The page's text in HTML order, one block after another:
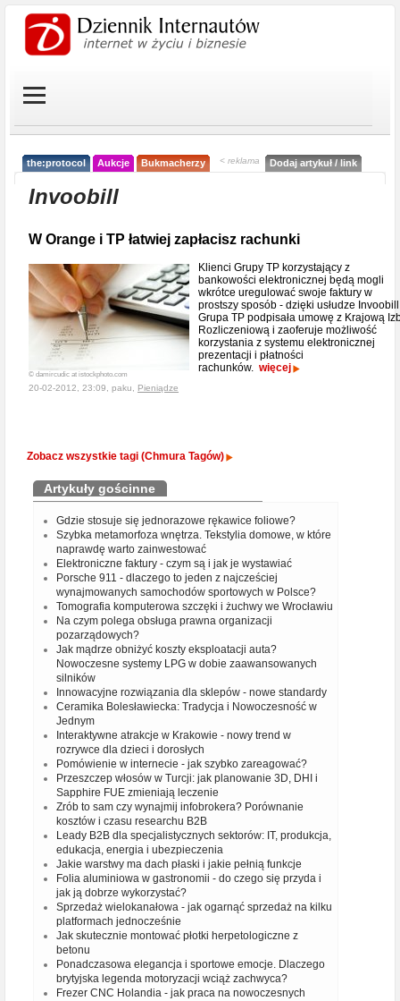
the:protocol Aukcje Bukmacherzy < reklama Dodaj artykuł / link
Invoobill
W Orange i TP łatwiej zapłacisz rachunki
© damircudic at istockphoto.com
Klienci Grupy TP korzystający z
bankowości elektronicznej będą mogli
wkrótce uregulować swoje faktury w
prostszy sposób - dzięki usłudze
Grupa TP podpisała umowę z Krajową
Rozliczeniową i zaoferuje możliwość
korzystania z systemu elektronicznej
prezentacji i płatności
rachunków. więcej
20-02-2012, 23:09, paku, Pieniądze
Zobacz wszystkie tagi (Chmura Tagów)
Artykuły gościnne
Gdzie stosuje się jednorazowe rękawice foliowe?
Szybka metamorfoza wnętrza. Tekstylia domowe, w które
naprawdę warto zainwestować
Elektroniczne faktury - czym są i jak je wystawiać
Porsche 911 - dlaczego to jeden z najcześciej
wynajmowanych samochodów sportowych w Polsce?
Tomografia komputerowa szczęki i żuchwy we Wrocławiu
Na czym polega obsługa prawna organizacji
pozarządowych?
Jak mądrze obniżyć koszty eksploatacji auta?
Nowoczesne systemy LPG w dobie zaawansowanych
silników
Innowacyjne rozwiązania dla sklepów - nowe standardy
Ceramika Bolesławiecka: Tradycja i Nowoczesność w
Jednym
Interaktywne atrakcje w Krakowie - nowy trend w
rozrywce dla dzieci i dorosłych
Pomówienie w internecie - jak szybko zareagować?
Przeszczep włosów w Turcji: jak planowanie 3D, DHI i
Sapphire FUE zmieniają leczenie
Zrób to sam czy wynajmij infobrokera? Porównanie
kosztów i czasu researchu B2B
Leady B2B dla specjalistycznych sektorów: IT, produkcja,
edukacja, energia i ubezpieczenia
Jakie warstwy ma dach płaski i jakie pełnią funkcje
Folia aluminiowa w gastronomii - do czego się przyda i
jak ją dobrze wykorzystać?
Sprzedaż wielokanałowa - jak ogarnąć sprzedaż na kilku
platformach jednocześnie
Jak skutecznie montować płotki herpetologiczne z
betonu
Ponadczasowa elegancja i sportowe emocje. Dlaczego
brytyjska legenda motoryzacji wciąż zachwyca?
Frezer CNC Holandia - jak praca na nowoczesnych